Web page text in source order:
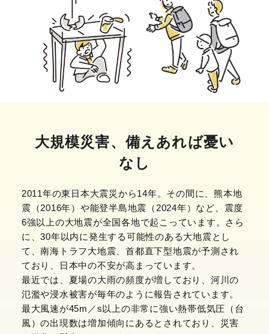
大規模災害、備えあれば憂い
なし
2011年の東日本大震災から14年。その間に、熊本地
震（2016年）や能登半島地震（2024年）など、震度
6強以上の大地震が全国各地で起こっています。さら
に、30年以内に発生する可能性のある大地震とし
て、南海トラフ大地震、首都直下型地震が予測され
ており、日本中の不安が高まっています。
最近では、夏場の大雨の頻度が増しており、河川の
氾濫や浸水被害が毎年のように報告されています。
最大風速が45m／s以上の非常に強い熱帯低気圧（台
風）の出現数は増加傾向にあるとされており、災害